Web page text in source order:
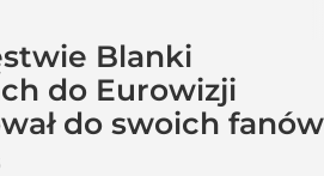
Blanki
do Eurowizji
do swoich fanów